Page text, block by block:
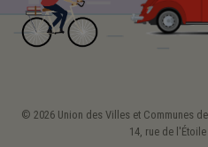
© 2026 Union des Villes et Communes
14, rue de